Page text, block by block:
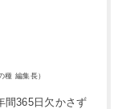
種 編集長）
間365日欠かさず